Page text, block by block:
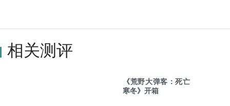
相关测评
《荒野大弹客：死亡
寒冬》开箱